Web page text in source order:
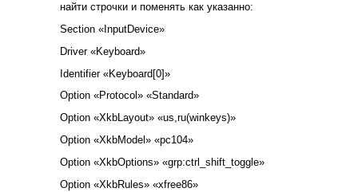
найти строчки и поменять как указанно:
Section «InputDevice»
Driver «Keyboard»
Identifier «Keyboard[0]»
Option «Protocol» «Standard»
Option «XkbLayout» «us,ru(winkeys)»
Option «XkbModel» «pc104»
Option «XkbOptions» «grp:ctrl_shift_toggle»
Option «XkbRules» «xfree86»